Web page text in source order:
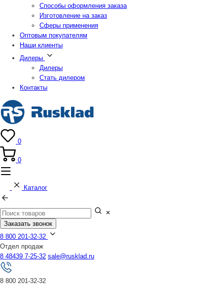
Способы оформления заказа
Изготовление на заказ
Сферы применения
Оптовым покупателям
Наши клиенты
Дилеры
Дилеры
Стать дилером
Контакты
0
0
Каталог
Заказать звонок
8 800 201-32-32
Отдел продаж
8 48439 7-25-32 sale@rusklad.ru
8 800 201-32-32